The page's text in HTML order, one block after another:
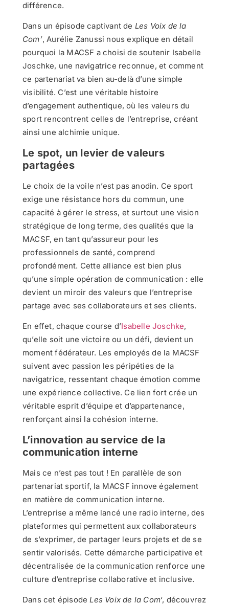
différence.
Dans un épisode captivant de Les Voix de la
Com’, Aurélie Zanussi nous explique en détail
pourquoi la MACSF a choisi de soutenir Isabelle
Joschke, une navigatrice reconnue, et comment
ce partenariat va bien au-delà d’une simple
visibilité. C’est une véritable histoire
d’engagement authentique, où les valeurs du
sport rencontrent celles de l’entreprise, créant
ainsi une alchimie unique.
Le spot, un levier de valeurs
partagées
Le choix de la voile n’est pas anodin. Ce sport
exige une résistance hors du commun, une
capacité à gérer le stress, et surtout une vision
stratégique de long terme, des qualités que la
MACSF, en tant qu’assureur pour les
professionnels de santé, comprend
profondément. Cette alliance est bien plus
qu’une simple opération de communication : elle
devient un miroir des valeurs que l’entreprise
partage avec ses collaborateurs et ses clients.
En effet, chaque course d’Isabelle Joschke,
qu’elle soit une victoire ou un défi, devient un
moment fédérateur. Les employés de la MACSF
suivent avec passion les péripéties de la
navigatrice, ressentant chaque émotion comme
une expérience collective. Ce lien fort crée un
véritable esprit d’équipe et d’appartenance,
renforçant ainsi la cohésion interne.
L’innovation au service de la
communication interne
Mais ce n’est pas tout ! En parallèle de son
partenariat sportif, la MACSF innove également
en matière de communication interne.
L’entreprise a même lancé une radio interne, des
plateformes qui permettent aux collaborateurs
de s’exprimer, de partager leurs projets et de se
sentir valorisés. Cette démarche participative et
décentralisée de la communication renforce une
culture d’entreprise collaborative et inclusive.
Dans cet épisodeLes Voix de la Com‘, découvrez